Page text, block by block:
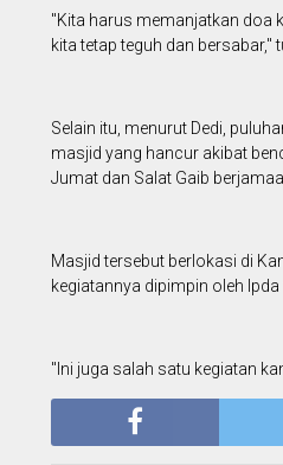
"Kita harus memanjatkan doa
kita tetap teguh dan
Selain itu, menurut Dedi,
masjid yang hancur akibat
Jumat dan Salat Gaib
Masjid tersebut berlokasi di
kegiatannya dipimpin oleh Ipda
"Ini juga salah satu kegiatan